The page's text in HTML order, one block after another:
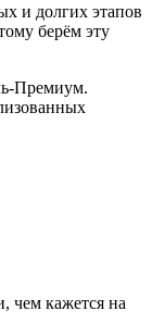
и долгих этапов
берём эту
Премиум.
чем кажется на